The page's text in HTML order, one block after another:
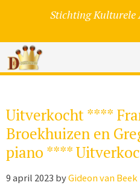
Stichting
Uitverkocht ****
Broekhuizen en
piano ****
9 april 2023 byGideon van Beek